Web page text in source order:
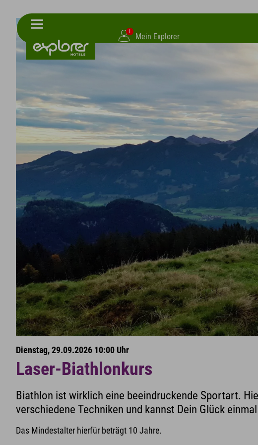
1
Mein Explorer
Dienstag, 29.09.2026 10:00 Uhr
Laser-Biathlonkurs
Biathlon ist wirklich eine beeindruckende Sportart.
verschiedene Techniken und kannst Dein Glück
Das Mindestalter hierfür beträgt 10 Jahre.